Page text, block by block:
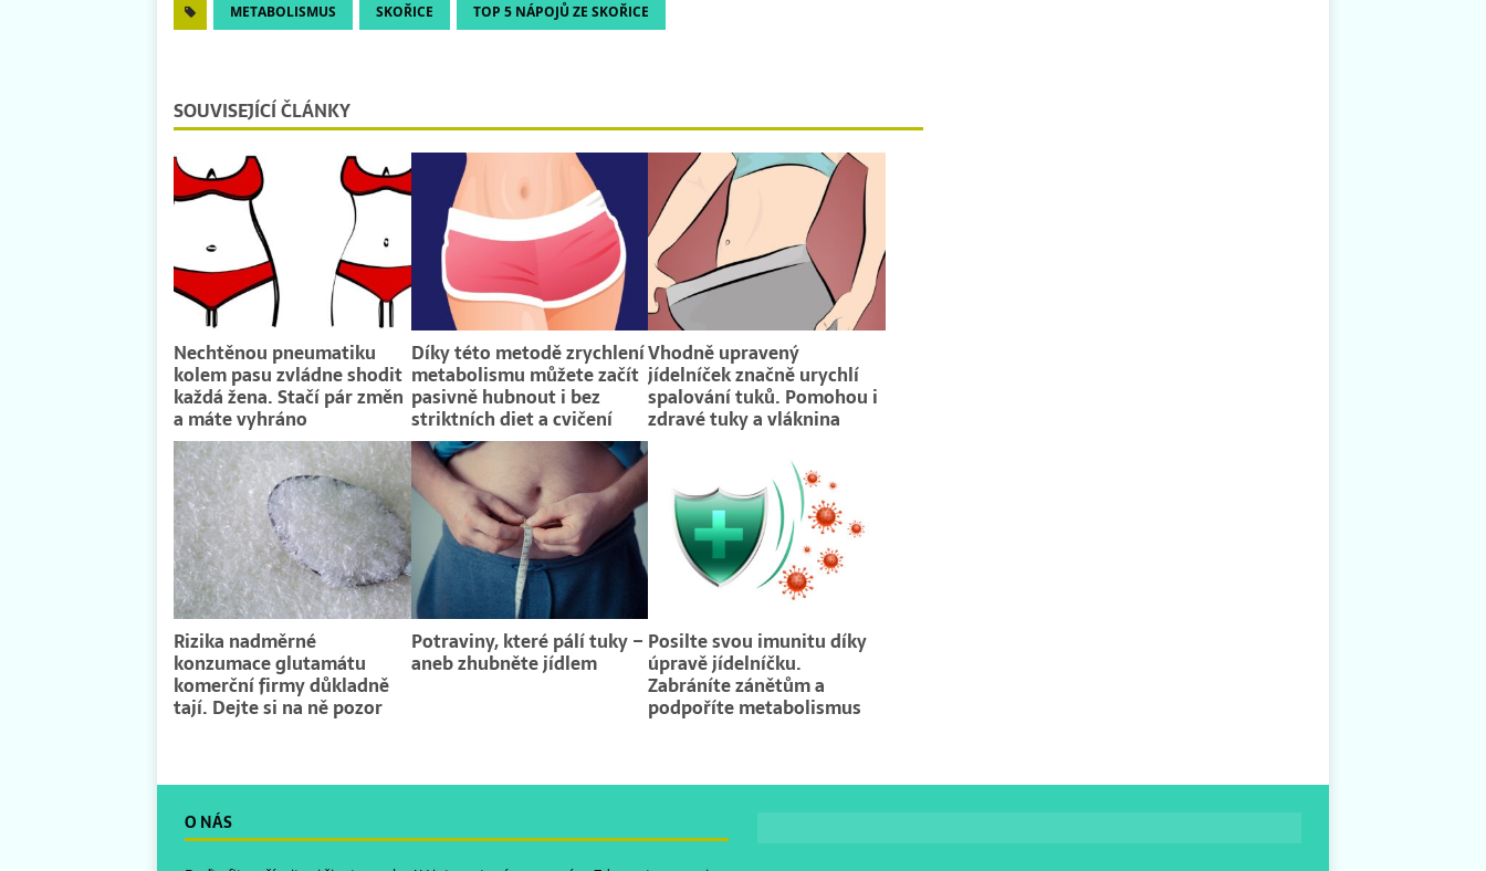
METABOLISMUS SKOŘICE TOP 5 NÁPOJŮ ZE SKOŘICE
SOUVISEJÍCÍ ČLÁNKY
Nechtěnou pneumatiku
kolem pasu zvládne shodit
každá žena. Stačí pár změn
a máte vyhráno
Díky této metodě zrychlení
metabolismu můžete začít
pasivně hubnout i bez
striktních diet a cvičení
Vhodně upravený
jídelníček značně urychlí
spalování tuků. Pomohou i
zdravé tuky a vláknina
Rizika nadměrné
konzumace glutamátu
komerční firmy důkladně
tají. Dejte si na ně pozor
Potraviny, které pálí tuky –
aneb zhubněte jídlem
Posilte svou imunitu díky
úpravě jídelníčku.
Zabráníte zánětům a
podpoříte metabolismus
O NÁS